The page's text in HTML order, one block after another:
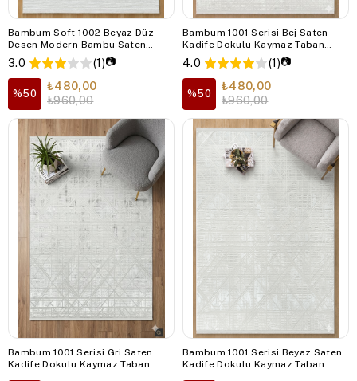
Bambum Soft 1002 Beyaz Düz
Desen Modern Bambu Saten
Kaymaz Taban Yıkanabilir Salon
Mutfak Halısı
3.0 (1)📷
%50
₺480,00
₺960,00
Bambum 1001 Serisi Bej Saten
Kadife Dokulu Kaymaz Taban
Yıkanabilir Salon Mutfak Koridor
Halısı
4.0 (1)📷
%50
₺480,00
₺960,00
Bambum 1001 Serisi Gri Saten
Kadife Dokulu Kaymaz Taban
Bambum 1001 Serisi Beyaz Saten
Kadife Dokulu Kaymaz Taban